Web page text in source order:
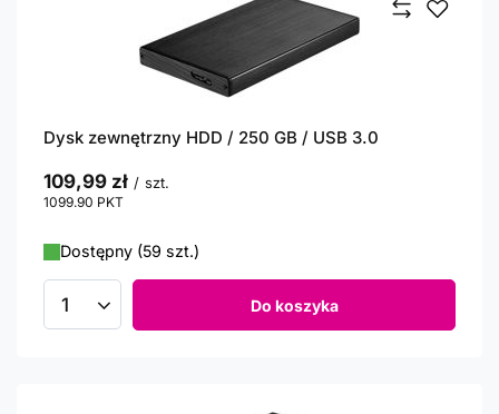
Dysk zewnętrzny HDD / 250 GB / USB 3.0
109,99 zł / szt.
1099.90 PKT
Dostępny (59 szt.)
Ilość produktów Do koszyka